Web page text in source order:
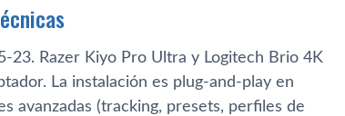
23. Razer Kiyo Pro Ultra y Logitech Brio 4K
La instalación es plug-and-play en
avanzadas (tracking, presets, perfiles de